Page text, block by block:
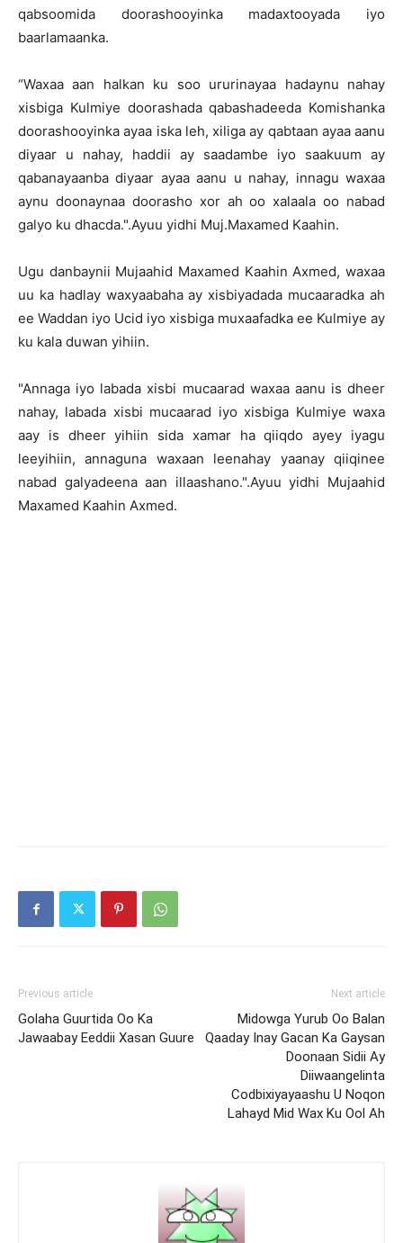
qabsoomida doorashooyinka madaxtooyada iyo
baarlamaanka.
“Waxaa aan halkan ku soo ururinayaa hadaynu nahay
xisbiga Kulmiye doorashada qabashadeeda Komishanka
doorashooyinka ayaa iska leh, xiliga ay qabtaan ayaa aanu
diyaar u nahay, haddii ay saadambe iyo saakuum ay
qabanayaanba diyaar ayaa aanu u nahay, innagu waxaa
aynu doonaynaa doorasho xor ah oo xalaala oo nabad
galyo ku dhacda.".Ayuu yidhi Muj.Maxamed Kaahin.
Ugu danbaynii Mujaahid Maxamed Kaahin Axmed, waxaa
uu ka hadlay waxyaabaha ay xisbiyadada mucaaradka ah
ee Waddan iyo Ucid iyo xisbiga muxaafadka ee Kulmiye ay
ku kala duwan yihiin.
"Annaga iyo labada xisbi mucaarad waxaa aanu is dheer
nahay, labada xisbi mucaarad iyo xisbiga Kulmiye waxa
aay is dheer yihiin sida xamar ha qiiqdo ayey iyagu
leeyihiin, annaguna waxaan leenahay yaanay qiiqinee
nabad galyadeena aan illaashano.".Ayuu yidhi Mujaahid
Maxamed Kaahin Axmed.
Previous article
Golaha Guurtida Oo Ka
Jawaabay Eeddii Xasan Guure
Next article
Midowga Yurub Oo Balan
Qaaday Inay Gacan Ka Gaysan
Doonaan Sidii Ay
Diiwaangelinta
Codbixiyayaashu U Noqon
Lahayd Mid Wax Ku Ool Ah